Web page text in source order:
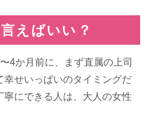
えばいい？
4か月前に、まず直属の上司
せいっぱいのタイミングだ
にできる人は、大人の女性